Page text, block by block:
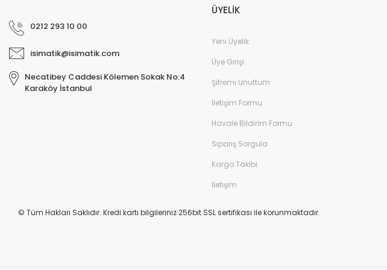
0212 293 10 00
isimatik@isimatik.com
Necatibey Caddesi Kölemen Sokak No:4
Karaköy İstanbul
ÜYELİK
Yeni Üyelik
Üye Girişi
Şifremi Unuttum
İletişim Formu
Havale Bildirim Formu
Sipariş Sorgula
Kargo Takibi
İletişim
© Tüm Hakları Saklıdır. Kredi kartı bilgileriniz 256bit SSL sertifikası ile korunmaktadır.